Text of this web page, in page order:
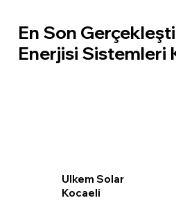
En Son
Enerjisi Sistemleri
Ulkem Solar
Kocaeli